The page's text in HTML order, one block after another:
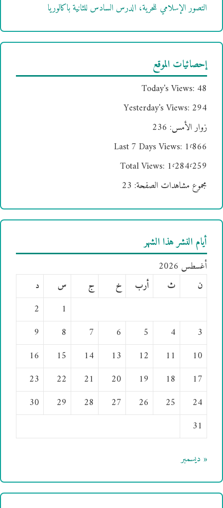
التصور الإسلامي للحرية، الدرس السادس للثانية باكالوريا
إحصائيات الموقع
Today's Views: 48
Yesterday's Views: 294
زوار الأمس: 236
Last 7 Days Views: 1٬866
Total Views: 1٬284٬259
مجموع مشاهدات الصفحة: 23
أيام النشر هذا الشهر
أغسطس 2026
ن
ث أرب خ ج س
د
1
2
3
4
5
6
7
8
9
10
11
12
13
14
15
16
17
18
19
20
21
22
23
24
25
26
27
28
29
30
31
« ديسمبر